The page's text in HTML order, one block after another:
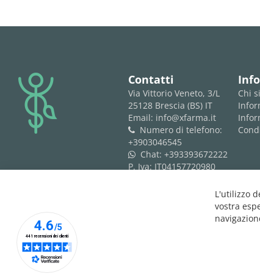
logo Contatti
Via Vittorio Veneto, 3/L
25128 Brescia (BS) IT
Email: info@xfarma.it
phone
Numero di telefono:
+3903046545
whatsapp Chat: +393393672222
P. Iva: IT04157720980
Chi
L'utilizzo
vostra